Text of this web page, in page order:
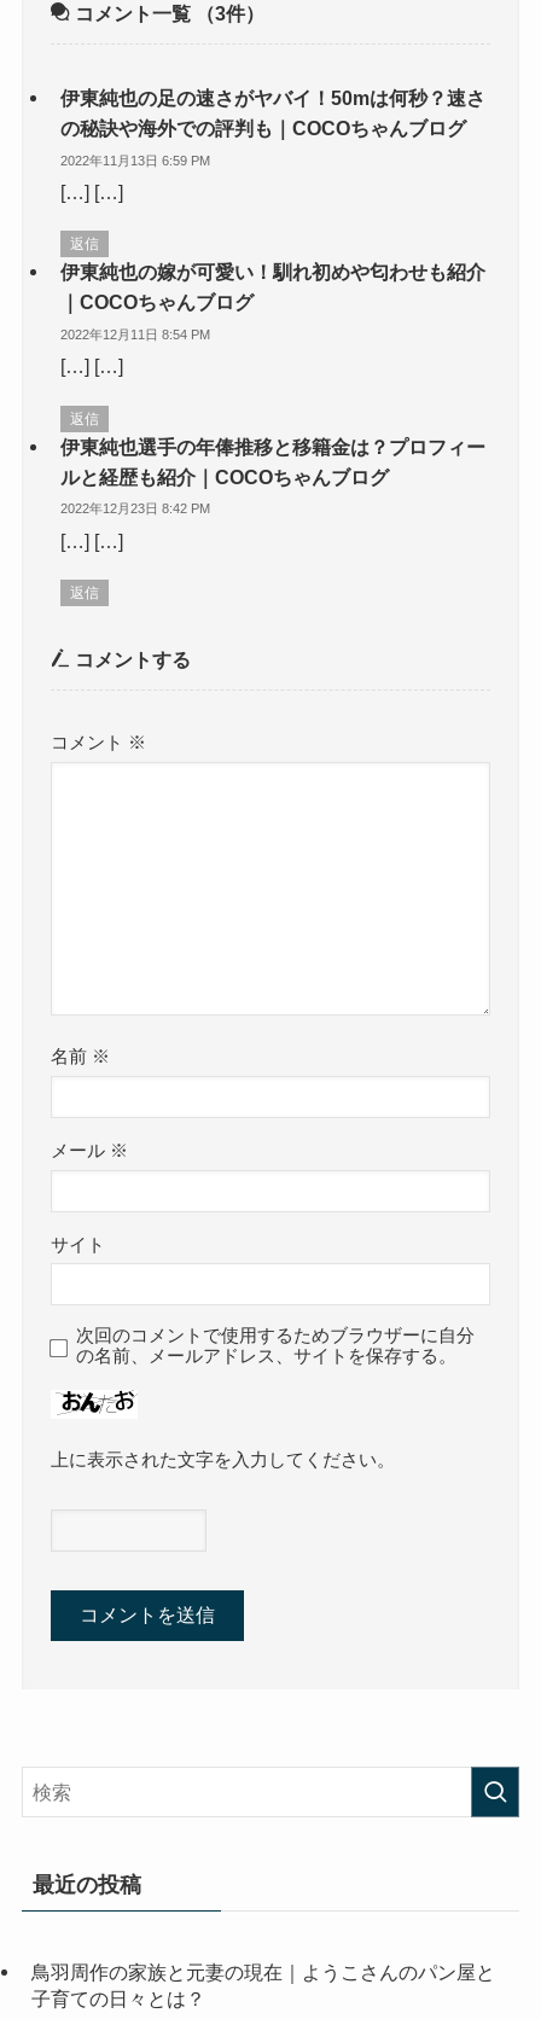
コメント一覧 （3件）
伊東純也の足の速さがヤバイ！50mは何秒？速さ
の秘訣や海外での評判も｜COCOちゃんブログ
2022年11月13日 6:59 PM
[…] […]
返信
伊東純也の嫁が可愛い！馴れ初めや匂わせも紹介
｜COCOちゃんブログ
2022年12月11日 8:54 PM
[…] […]
返信
伊東純也選手の年俸推移と移籍金は？プロフィー
ルと経歴も紹介｜COCOちゃんブログ
2022年12月23日 8:42 PM
[…] […]
返信
コメントする
コメント ※
名前 ※
メール ※
サイト
次回のコメントで使用するためブラウザーに自分
の名前、メールアドレス、サイトを保存する。
上に表示された文字を入力してください。
最近の投稿
鳥羽周作の家族と元妻の現在｜ようこさんのパン屋と
子育ての日々とは？